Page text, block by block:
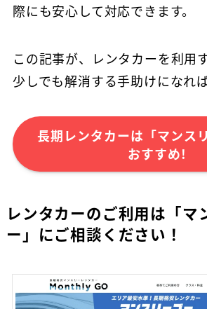
際にも安心して対応できます。
この記事が、レンタカーを利用
少しでも解消する手助けになれ
長期レンタカーは「マンス
おすすめ!
レンタカーのご利用は「マ
ー」にご相談ください！